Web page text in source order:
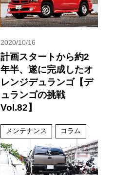
2020/10/16
計画スタートから約2
年半、遂に完成したオ
レンジデュランゴ【デ
ュランゴの挑戦
Vol.82】
メンテナンス コラム